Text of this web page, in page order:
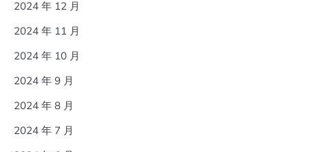
2024 年 12 月
2024 年 11 月
2024 年 10 月
2024 年 9 月
2024 年 8 月
2024 年 7 月